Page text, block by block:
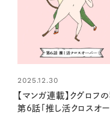
2025.12.30
【マンガ連載】クグロフ
第6話「推し活クロスオ